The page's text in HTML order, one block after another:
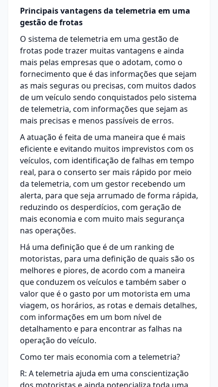
Principais vantagens da telemetria em uma
gestão de frotas
O sistema de telemetria em uma gestão de
frotas pode trazer muitas vantagens e ainda
mais pelas empresas que o adotam, como o
fornecimento que é das informações que sejam
as mais seguras ou precisas, com muitos dados
de um veículo sendo conquistados pelo sistema
de telemetria, com informações que sejam as
mais precisas e menos passíveis de erros.
A atuação é feita de uma maneira que é mais
eficiente e evitando muitos imprevistos com os
veículos, com identificação de falhas em tempo
real, para o conserto ser mais rápido por meio
da telemetria, com um gestor recebendo um
alerta, para que seja arrumado de forma rápida,
reduzindo os desperdícios, com geração de
mais economia e com muito mais segurança
nas operações.
Há uma definição que é de um ranking de
motoristas, para uma definição de quais são os
melhores e piores, de acordo com a maneira
que conduzem os veículos e também saber o
valor que é o gasto por um motorista em uma
viagem, os horários, as rotas e demais detalhes,
com informações em um bom nível de
detalhamento e para encontrar as falhas na
operação do veículo.
Como ter mais economia com a telemetria?
R: A telemetria ajuda em uma conscientização